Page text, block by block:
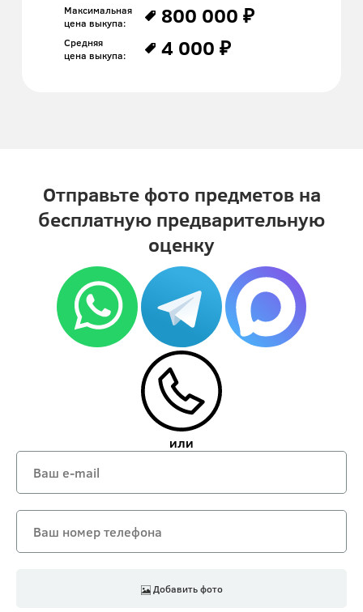
Максимальная
цена выкупа:
800 000 ₽
Средняя
цена выкупа:
4 000 ₽
Отправьте фото предметов на
бесплатную предварительную
оценку
или
Добавить фото